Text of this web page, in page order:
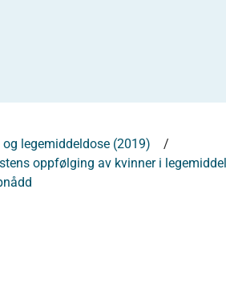
legemiddeldose (2019)
oppfølging av kvinner i